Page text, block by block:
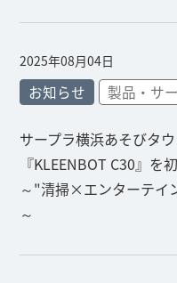
2025年08月04日
お知らせ 製品・サ
サープラ横浜あそびタ
『KLEENBOT C30』を
～"清掃×エンターテイ
～